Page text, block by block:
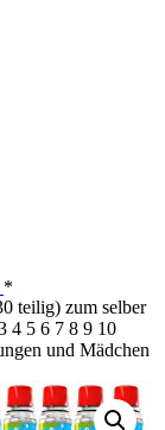
*
teilig) zum selber
4 5 6 7 8 9 10
und Mädchen